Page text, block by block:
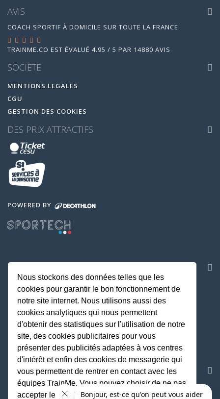
AVIS
COACH SPORTIF À DOMICILE SUR TOUTE LA FRANCE
TRAINME.CO EST ÉVALUÉ 4.95 / 5 PAR 14880 AVIS
SOCIETE
MENTIONS LEGALES
CGU
GESTION DES COOKIES
DES PRIX ATTRACTIFS
POWERED BY
REJOIGNEZ LA COMMUNAUTE
Nous stockons des données telles que les
cookies pour garantir le bon fonctionnement de
notre site internet. Nous utilisons aussi des
cookies analytiques qui nous permettent
d'obtenir des statistiques sur l'utilisation de notre
site, des cookies publicitaires pour vous
présenter des publicités adaptées à vos centres
d'intérêt et enfin des cookies de messagerie qui
vous permettent de rentrer en contact avec les
équipes TrainMe. Vous pouvez choisir de ne pas
accepter les cookies non indispensables au